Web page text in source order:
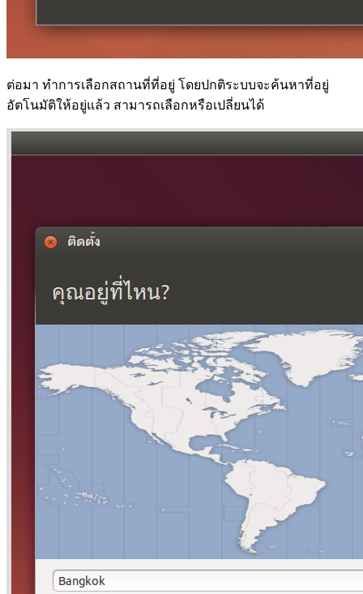
ต่อมา ทำการเลือกสถานที่ที่อยู่ โดยปกติระบบจะค้นหาที่อยู่
อัตโนมัติให้อยู่แล้ว สามารถเลือกหรือเปลี่ยนได้